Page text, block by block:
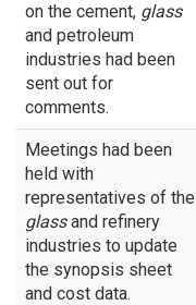
on the cement, glass
and petroleum
industries had been
sent out for
comments.
Meetings had been
held with
representatives of the
glassand refinery
industries to update
the synopsis sheet
and cost data.